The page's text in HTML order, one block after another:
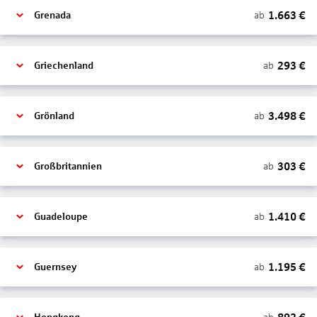
Grenada ab 1.663 €
Griechenland ab 293 €
Grönland ab 3.498€
Großbritannien ab 303 €
Guadeloupe ab 1.410€
Guernsey ab 1.195 €